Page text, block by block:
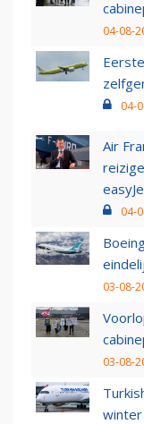
04-08-
04-
Air
04-
03-08-
03-08-